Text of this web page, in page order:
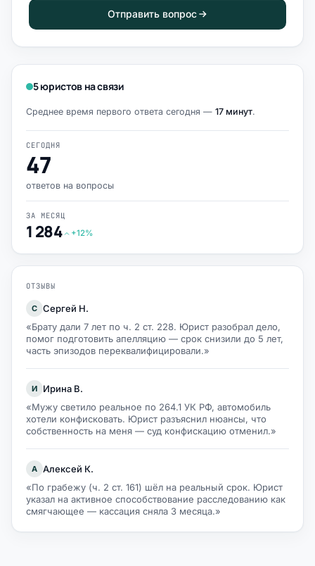
Отправить вопрос
5 юристов на связи
Среднее время первого ответа сегодня — 17 минут.
СЕГОДНЯ
47
ответов на вопросы
ЗА МЕСЯЦ
1 284 +12%
ОТЗЫВЫ
С Сергей Н.
«Брату дали 7 лет по ч. 2 ст. 228. Юрист разобрал дело,
помог подготовить апелляцию — срок снизили до 5 лет,
часть эпизодов переквалифицировали.»
И
Ирина В.
«Мужу светило реальное по 264.1 УК РФ, автомобиль
хотели конфисковать. Юрист разъяснил нюансы, что
собственность на меня — суд конфискацию отменил.»
А Алексей К.
«По грабежу (ч. 2 ст. 161) шёл на реальный срок. Юрист
указал на активное способствование расследованию как
смягчающее — кассация сняла 3 месяца.»